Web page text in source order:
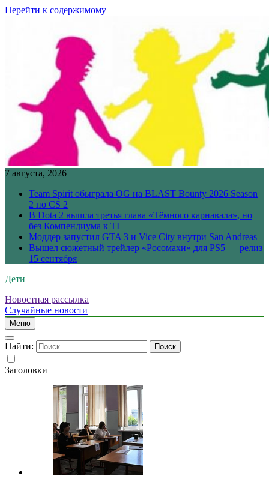
Перейти к содержимому
7 августа, 2026
Team Spirit обыграла OG на BLAST Bounty 2026 Season
2 по CS 2
В Dota 2 вышла третья глава «Тёмного карнавала», но
без Компендиума к TI
Моддер запустил GTA 3 и Vice City внутри San Andreas
Вышел сюжетный трейлер «Росомахи» для PS5 — релиз
15 сентября
Дети
Новостная рассылка
Случайные новости
Меню
Найти:
Заголовки